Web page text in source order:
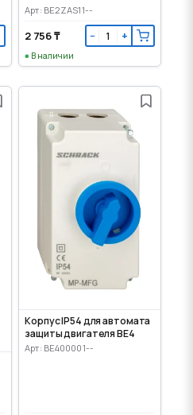
Арт: BE2ZAS11--
2 756 ₸ − +
В наличии
Корпус IP54 для автомата
защиты двигателя BE4
Арт: BE400001--